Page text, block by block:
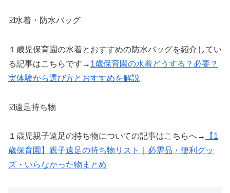
☑️水着・防水バッグ
１歳児保育園の水着とおすすめの防水バッグを紹介してい
る記事はこちらです→ 1歳保育園の水着どうする？必要？
実体験から選び方とおすすめを解説
☑️遠足持ち物
１歳児親子遠足の持ち物についての記事はこちらへ→
【1
歳保育園】親子遠足の持ち物リスト｜必需品・便利グッ
ズ・いらなかった物まとめ